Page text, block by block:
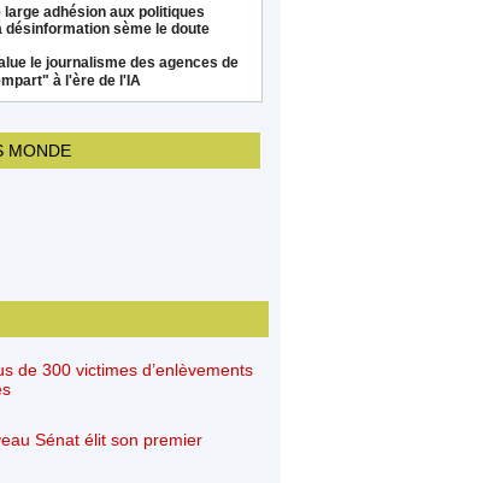
large adhésion aux politiques
désinformation sème le doute
le journalisme des agences de
à l'ère de l'IA
MONDE
de 300 victimes d’enlèvements
Sénat élit son premier